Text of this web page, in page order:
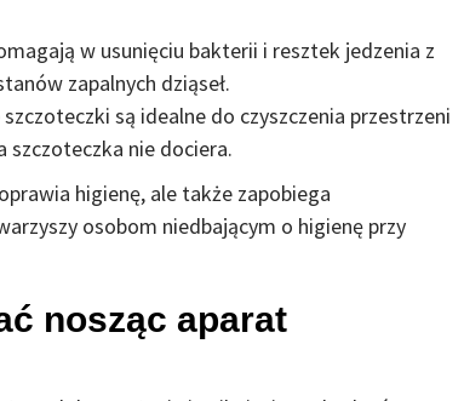
w usunięciu bakterii i resztek jedzenia z
zapalnych dziąseł.
są idealne do czyszczenia przestrzeni
szczoteczka nie dociera.
higienę, ale także zapobiega
osobom niedbającym o higienę przy
nosząc aparat